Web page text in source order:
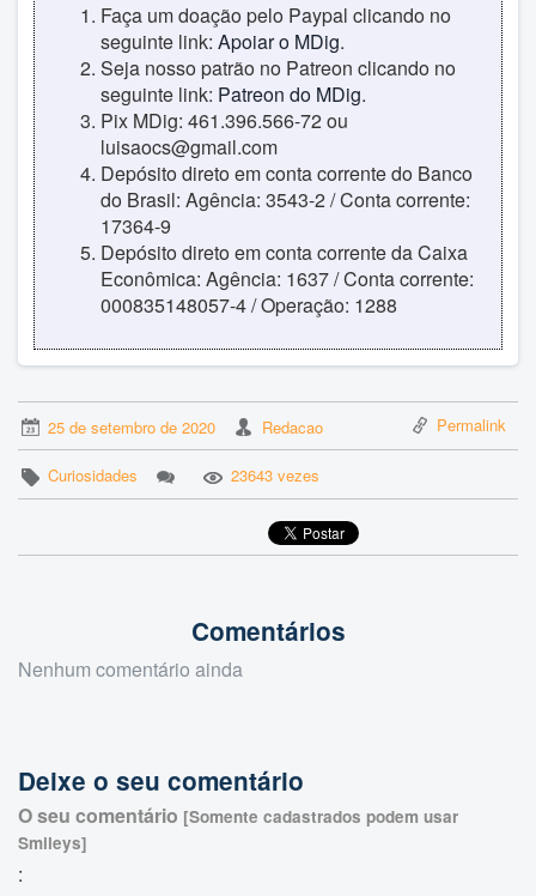
Faça um doação pelo Paypal clicando no
seguinte link: Apoiar o MDig.
Seja nosso patrão no Patreon clicando no
seguinte link: Patreon do MDig.
Pix MDig: 461.396.566-72 ou
luisaocs@gmail.com
Depósito direto em conta corrente do Banco
do Brasil: Agência: 3543-2 / Conta corrente:
17364-9
Depósito direto em conta corrente da Caixa
Econômica: Agência: 1637 / Conta corrente:
000835148057-4 / Operação: 1288
25 de setembro de 2020 Redacao Permalink
Curiosidades 23643 vezes
Comentários
Nenhum comentário ainda
Deixe o seu comentário
O seu comentário [Somente cadastrados podem usar
Smileys]
: